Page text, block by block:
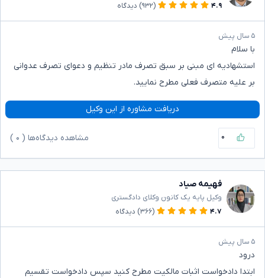
۴.۹
(۹۳۲) دیدگاه
۵ سال پیش
با سلام
استشهادیه ای مبنی بر سبق تصرف مادر تنظیم و دعوای تصرف عدوانی
بر علیه متصرف فعلی مطرح نمایید‌.
دریافت مشاوره از این وکیل
۰ مشاهده دیدگاه‌ها ( ۰
فهیمه صیاد
وکیل پایه یک کانون وکلای دادگستری
۴.۷
(۳۶۶) دیدگاه
۵ سال پیش
درود
ابتدا دادخواست اثبات مالکیت مطرح کنید سپس دادخواست تقسیم